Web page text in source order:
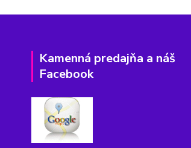
Kamenná predajňa a náš
Facebook